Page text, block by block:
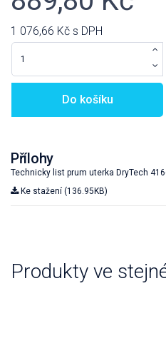
1 076,66 Kč s DPH
Do košíku
Přílohy
Technicky list prum uterka DryTech
Ke stažení (136.95KB)
Produkty ve